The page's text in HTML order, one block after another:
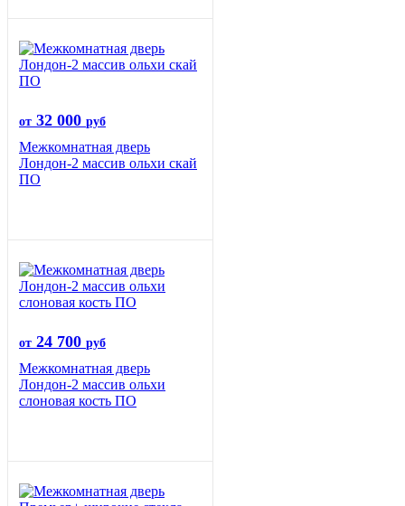
от 32 000 руб
Межкомнатная дверь
Лондон-2 массив ольхи скай
ПО
от 24 700 руб
Межкомнатная дверь
Лондон-2 массив ольхи
слоновая кость ПО